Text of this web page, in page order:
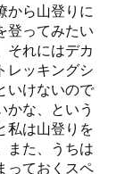
から山登りに
登ってみたい
それにはデカ
レッキングシ
いけないので
かな、という
私は山登りを
また、うちは
っておくスペ